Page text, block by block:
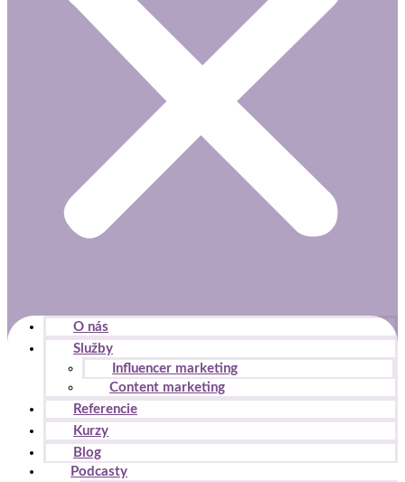
O nás
Služby
Influencer marketing
Content marketing
Referencie
Kurzy
Blog
Podcasty